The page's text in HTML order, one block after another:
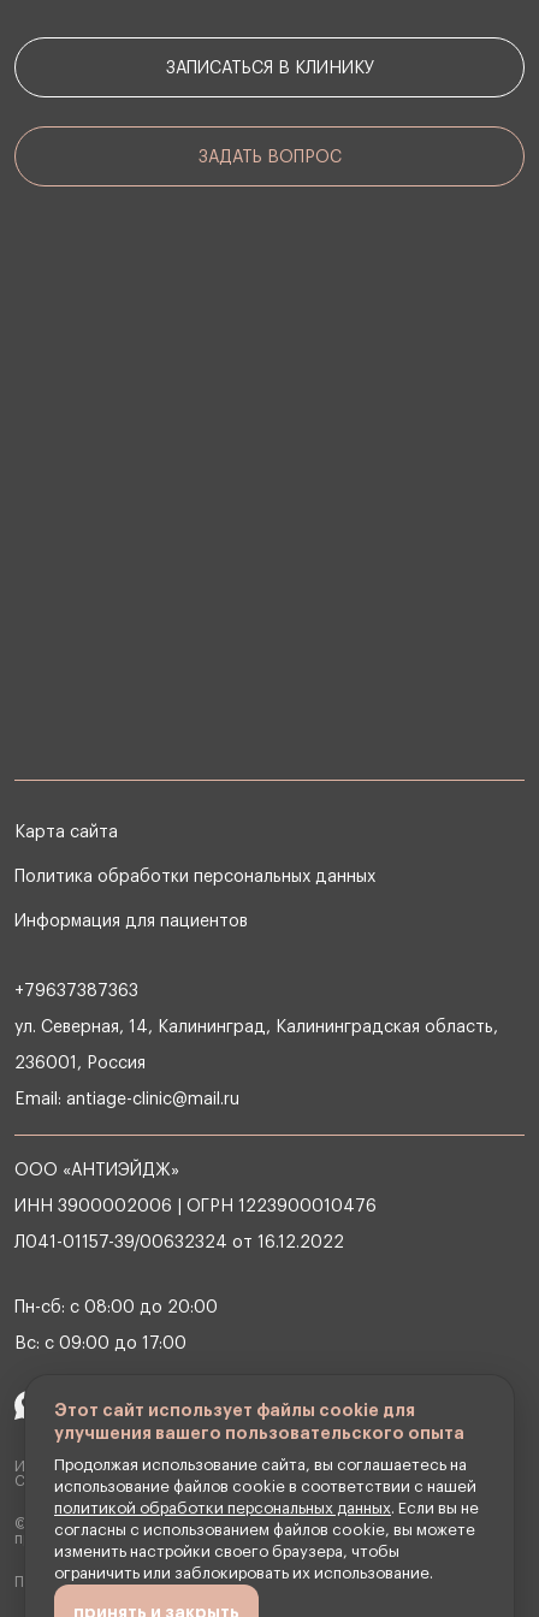
ЗАПИСАТЬСЯ В КЛИНИКУ
ЗАДАТЬ ВОПРОС
Карта сайта
Политика обработки персональных данных
Информация для пациентов
+79637387363
ул. Северная, 14, Калининград, Калининградская область,
236001, Россия
Email: antiage-clinic@mail.ru
ООО «АНТИЭЙДЖ»
ИНН 3900002006 | ОГРН 1223900010476
Л041-01157-39/00632324 от 16.12.2022
Пн-сб: с 08:00 до 20:00
Вс: с 09:00 до 17:00
ИМЕЮТСЯ ПРОТИВОПОКАЗАНИЯ НЕОБХОДИМА КОНСУЛЬТАЦИЯ
СПЕЦИАЛИСТА
© 2026 OOO Клиника антивозрастной медицины «АНТИЭЙДЖ». Все
права защищены.
Превентивная медицина и косметология
Этот сайт использует файлы cookie для
улучшения вашего пользовательского опыта
Продолжая использование сайта, вы соглашаетесь на
использование файлов cookie в соответствии с нашей
политикой обработки персональных данных. Если вы не
согласны с использованием файлов cookie, вы можете
изменить настройки своего браузера, чтобы
ограничить или заблокировать их использование.
принять и закрыть